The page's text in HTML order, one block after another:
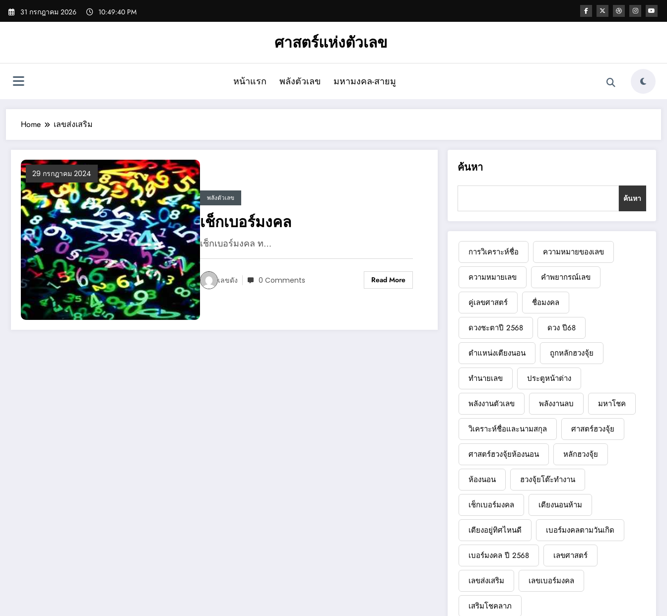
Skip
31 กรกฎาคม 2026 10:49:41 PM
ศาสตร์แห่งตัวเลข
หน้าแรก พลังตัวเลข มหามงคล-สายมู
Home เลขส่งเสริม
29 กรกฎาคม 2024
พลังตัวเลข
เช็กเบอร์มงคล
เช็กเบอร์มงคล ท…
เลขดัง 0 Comments Read More
ค้นหา
ค้นหา
การวิเคราะห์ชื่อ ความหมายของเลข
ความหมายเลข คำพยากรณ์เลข
คู่เลขศาสตร์ ชื่อมงคล
ดวงชะตาปี 2568 ดวง ปี68
ตำแหน่งเตียงนอน ถูกหลักฮวงจุ้ย
ทำนายเลข ประตูหน้าต่าง
พลังงานตัวเลข พลังงานลบ มหาโชค
วิเคราะห์ชื่อและนามสกุล ศาสตร์ฮวงจุ้ย
ศาสตร์ฮวงจุ้ยห้องนอน หลักฮวงจุ้ย
ห้องนอน ฮวงจุ้ยโต๊ะทำงาน
เช็กเบอร์มงคล เตียงนอนห้าม
เตียงอยู่ทิศไหนดี เบอร์มงคลตามวันเกิด
เบอร์มงคล ปี 2568 เลขศาสตร์
เลขส่งเสริม เลขเบอร์มงคล
เสริมโชคลาภ